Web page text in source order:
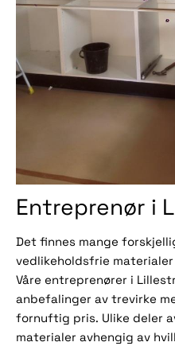
Entreprenør i
Det finnes mange
vedlikeholdsfrie
Våre entreprenører i
anbefalinger av trevirke
fornuftig pris. Ulike deler
materialer avhengig av